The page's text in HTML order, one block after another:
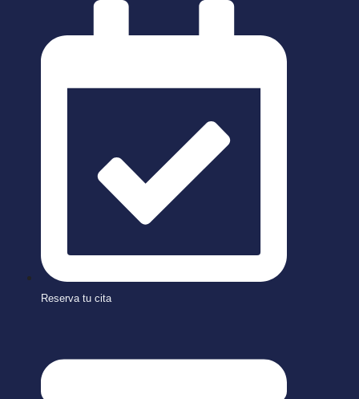
contenido
Reserva tu cita